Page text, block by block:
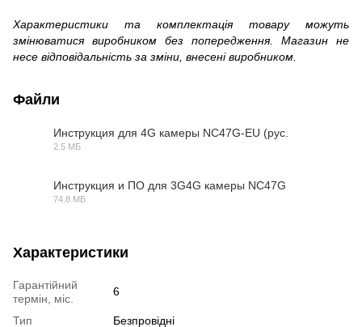
Характеристики та комплектація товару можуть
змінюватися виробником без попередження. Магазин не
несе відповідальність за зміни, внесені виробником.
Файли
Инструкция для 4G камеры NC47G-EU (рус.
2.5 МБ
Инструкция и ПО для 3G4G камеры NC47G
74.8 МБ
Характеристики
Гарантійний
термін, міс.
6
Тип
Безпровідні